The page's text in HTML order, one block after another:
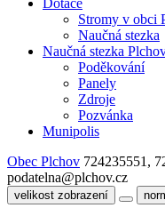
Stromy v obci
Naučná stezka
Naučná stezka
Poděkování
Panely
Zdroje
Pozvánka
Munipolis
Obec Plchov 724235551,
podatelna@plchov.cz
velikost zobrazení